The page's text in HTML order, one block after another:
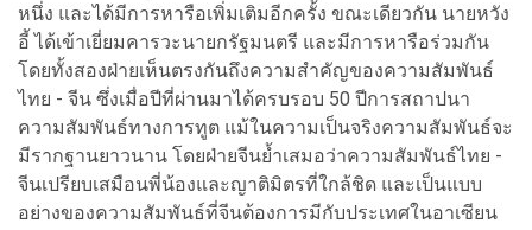
หนึ่ง และได้มีการหารือเพิ่มเติมอีกครั้ง ขณะเดียวกัน นายหวัง
อี้ ได้เข้าเยี่ยมคารวะนายกรัฐมนตรี และมีการหารือร่วมกัน
โดยทั้งสองฝ่ายเห็นตรงกันถึงความสำคัญของความสัมพันธ์
ไทย - จีน ซึ่งเมื่อปีที่ผ่านมาได้ครบรอบ 50 ปีการสถาปนา
ความสัมพันธ์ทางการทูต แม้ในความเป็นจริงความสัมพันธ์จะ
มีรากฐานยาวนาน โดยฝ่ายจีนย้ำเสมอว่าความสัมพันธ์ไทย -
จีนเปรียบเสมือนพี่น้องและญาติมิตรที่ใกล้ชิด และเป็นแบบ
อย่างของความสัมพันธ์ที่จีนต้องการมีกับประเทศในอาเซียน